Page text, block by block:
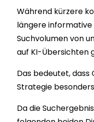
Während kürzere
längere
Suchvolumen von
auf KI-Übersichten
Das bedeutet,
Strategie
Da die